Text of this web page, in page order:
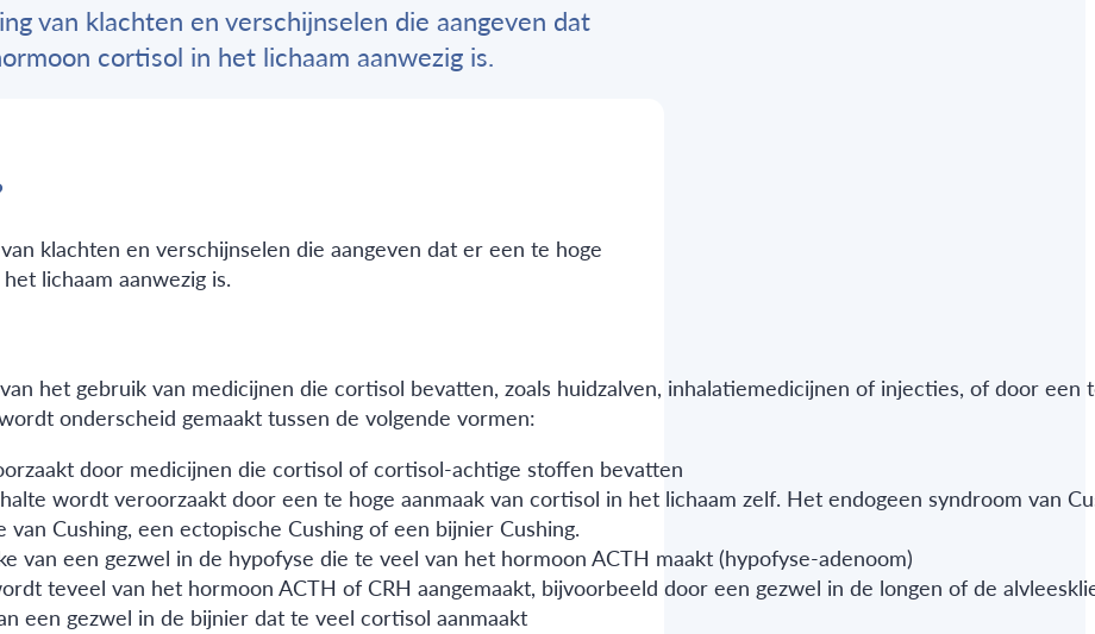
van klachten en verschijnselen die aangeven dat
cortisol in het lichaam aanwezig is.
klachten en verschijnselen die aangeven dat er een te hoge
lichaam aanwezig is.
het gebruik van medicijnen die cortisol bevatten, zoals huidzalven, inhalatiemedicijnen of injecties, of door een
onderscheid gemaakt tussen de volgende vormen:
door medicijnen die cortisol of cortisol-achtige stoffen bevatten
wordt veroorzaakt door een te hoge aanmaak van cortisol in het lichaam zelf. Het endogeen syndroom van
Cushing, een ectopische Cushing of een bijnier Cushing.
van een gezwel in de hypofyse die te veel van het hormoon ACTH maakt (hypofyse-adenoom)
teveel van het hormoon ACTH of CRH aangemaakt, bijvoorbeeld door een gezwel in de longen of de
een gezwel in de bijnier dat te veel cortisol aanmaakt